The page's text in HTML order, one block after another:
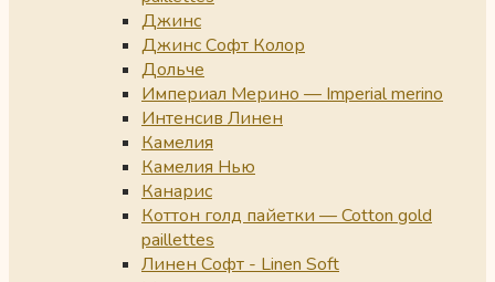
Джинс
Джинс Софт Колор
Дольче
Империал Мерино — Imperial merino
Интенсив Линен
Камелия
Камелия Нью
Канарис
Коттон голд пайетки — Cotton gold
paillettes
Линен Софт - Linen Soft